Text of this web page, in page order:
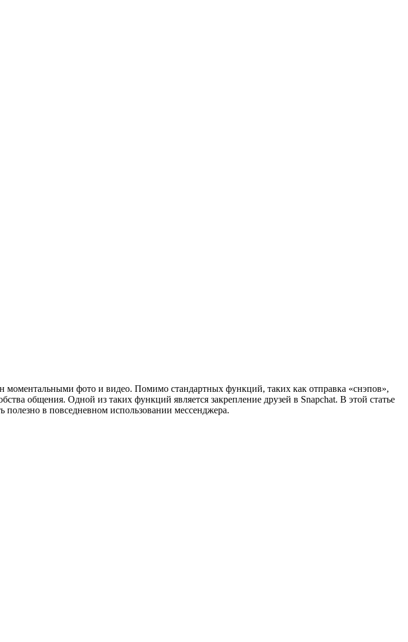
фото и видео. Помимо стандартных функций, таких как отправка «снэпов»,
общения. Одной из таких функций является закрепление друзей в Snapchat. В этой статье
полезно в повседневном использовании мессенджера.